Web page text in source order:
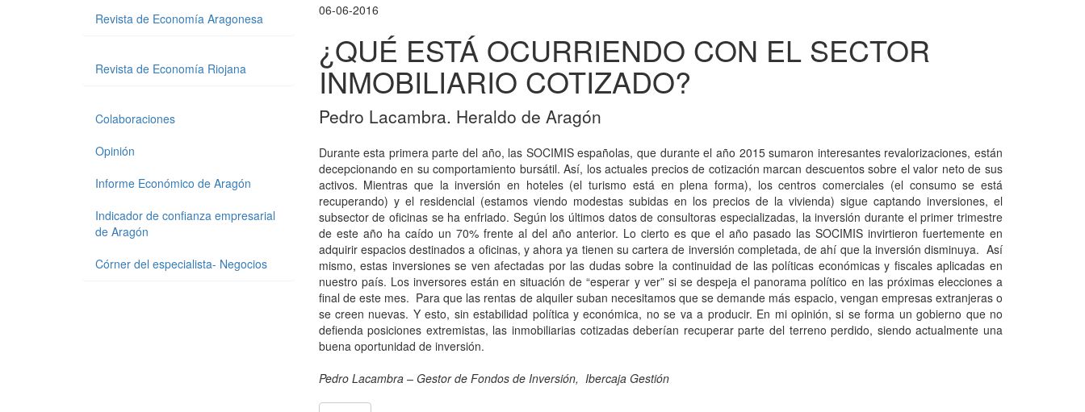
06-06-2016
¿QUÉ ESTÁ OCURRIENDO CON EL SECTOR
INMOBILIARIO COTIZADO?
Pedro Lacambra. Heraldo de Aragón
Durante esta primera parte del año, las SOCIMIS españolas, que durante el año 2015 sumaron interesantes revalorizaciones, están
decepcionando en su comportamiento bursátil. Así, los actuales precios de cotización marcan descuentos sobre el valor neto de sus
activos. Mientras que la inversión en hoteles (el turismo está en plena forma), los centros comerciales (el consumo se está
recuperando) y el residencial (estamos viendo modestas subidas en los precios de la vivienda) sigue captando inversiones, el
subsector de oficinas se ha enfriado. Según los últimos datos de consultoras especializadas, la inversión durante el primer trimestre
de este año ha caído un 70% frente al del año anterior. Lo cierto es que el año pasado las SOCIMIS invirtieron fuertemente en
adquirir espacios destinados a oficinas, y ahora ya tienen su cartera de inversión completada, de ahí que la inversión disminuya. Así
mismo, estas inversiones se ven afectadas por las dudas sobre la continuidad de las políticas económicas y fiscales aplicadas en
nuestro país. Los inversores están en situación de “esperar y ver” si se despeja el panorama político en las próximas elecciones a
final de este mes. Para que las rentas de alquiler suban necesitamos que se demande más espacio, vengan empresas extranjeras o
se creen nuevas. Y esto, sin estabilidad política y económica, no se va a producir. En mi opinión, si se forma un gobierno que no
defienda posiciones extremistas, las inmobiliarias cotizadas deberían recuperar parte del terreno perdido, siendo actualmente una
buena oportunidad de inversión.
Pedro Lacambra – Gestor de Fondos de Inversión, Ibercaja Gestión
Revista de Economía Aragonesa
Revista de Economía Riojana
Colaboraciones
Opinión
Informe Económico de Aragón
Indicador de confianza empresarial
de Aragón
Córner del especialista- Negocios